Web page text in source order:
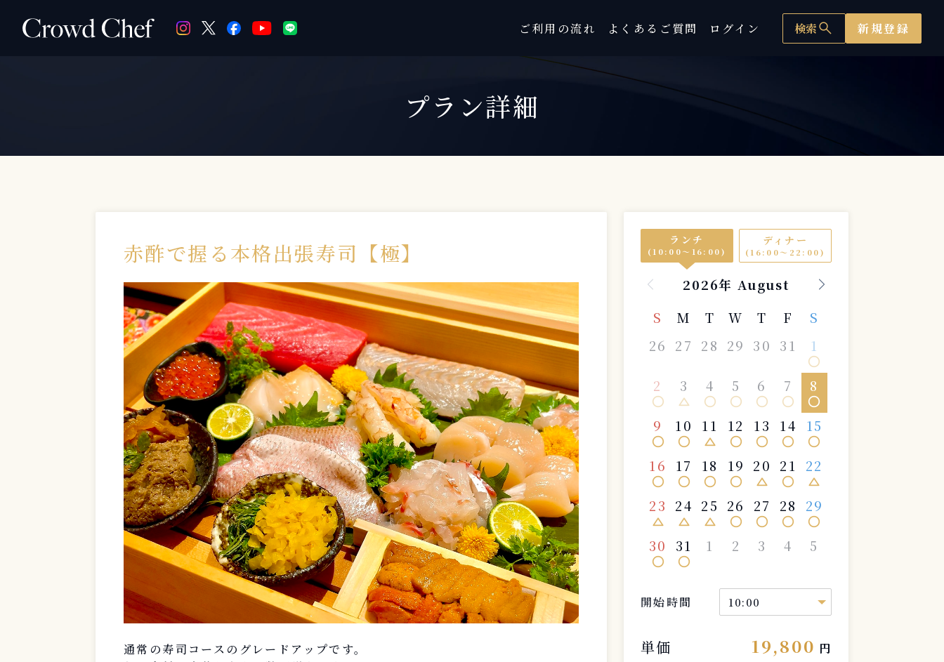
ご利用の流れ よくあるご質問 ログイン 検索search 新規登録
プラン詳細
赤酢で握る本格出張寿司【極】
通常の寿司コースのグレードアップです。
ランチ
(10:00〜16:00)
ディナー
(16:00〜22:00)
2026年 August
S
M T W T F
S
26
27 28 29 30 31 1
circle
2
circle
3
change_history
4
circle
5
circle
6
circle
7
circle
8
circle
9
circle
10
circle
11
change_history
12
circle
13
circle
14
circle
15
circle
16
circle
17
circle
18
circle
19
circle
20
change_history
21
circle
22
change_history
23
change_history
24
change_history
25
change_history
26
circle
27
circle
28
circle
29
circle
30
circle
31
circle
1 2 3 4 5
開始時間
単価 19,800 円